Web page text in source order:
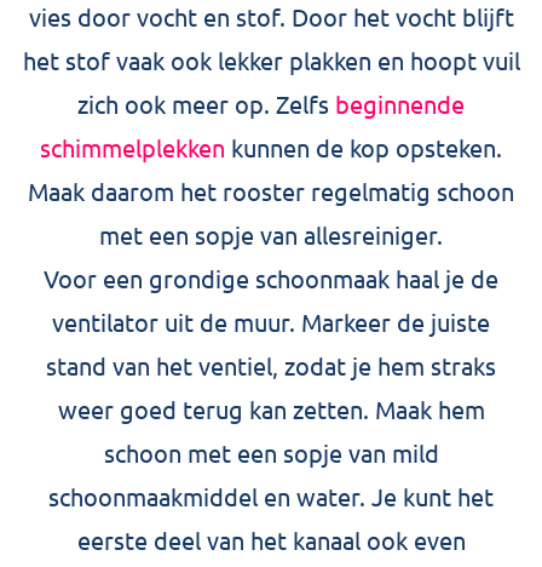
vies door vocht en stof. Door het vocht blijft
het stof vaak ook lekker plakken en hoopt vuil
zich ook meer op. Zelfs beginnende
schimmelplekken kunnen de kop opsteken.
Maak daarom het rooster regelmatig schoon
met een sopje van allesreiniger.
Voor een grondige schoonmaak haal je de
ventilator uit de muur. Markeer de juiste
stand van het ventiel, zodat je hem straks
weer goed terug kan zetten. Maak hem
schoon met een sopje van mild
schoonmaakmiddel en water. Je kunt het
eerste deel van het kanaal ook even